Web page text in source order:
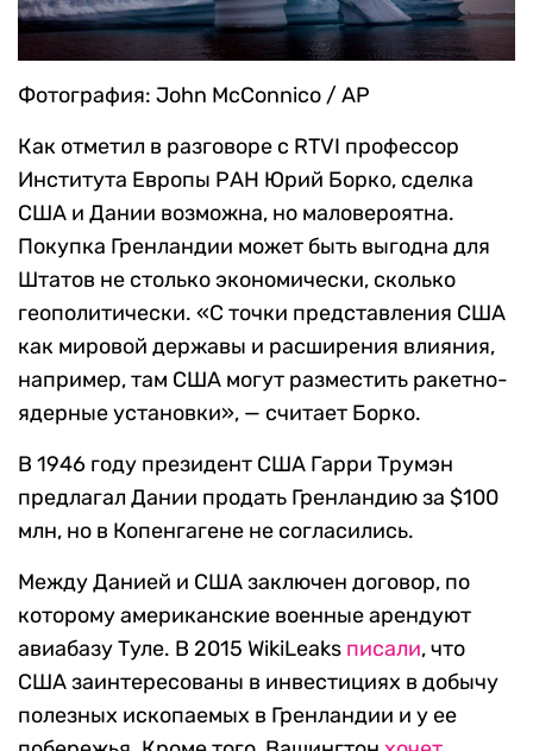
Фотография: John McConnico / AP
Как отметил в разговоре с RTVI профессор
Института Европы РАН Юрий Борко, сделка
США и Дании возможна, но маловероятна.
Покупка Гренландии может быть выгодна для
Штатов не столько экономически, сколько
геополитически. «С точки представления США
как мировой державы и расширения влияния,
например, там США могут разместить ракетно-
ядерные установки», — считает Борко.
В 1946 году президент США Гарри Трумэн
предлагал Дании продать Гренландию за $100
млн, но в Копенгагене не согласились.
Между Данией и США заключен договор, по
которому американские военные арендуют
авиабазу Туле. В 2015 WikiLeaks писали, что
США заинтересованы в инвестициях в добычу
полезных ископаемых в Гренландии и у ее